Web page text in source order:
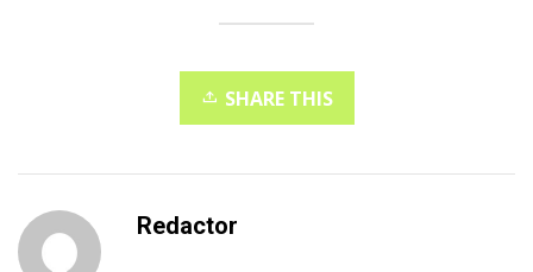
SHARE THIS
Redactor